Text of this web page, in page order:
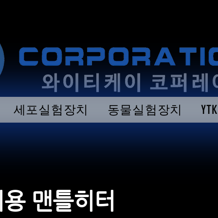
세포실험장치 동물실험장치
맨틀히터